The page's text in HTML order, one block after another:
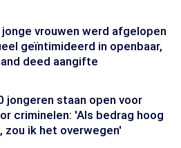
vrouwen werd afgelopen
geïntimideerd in openbaar,
deed aangifte
jongeren staan open voor
criminelen: 'Als bedrag hoog
zou ik het overwegen'